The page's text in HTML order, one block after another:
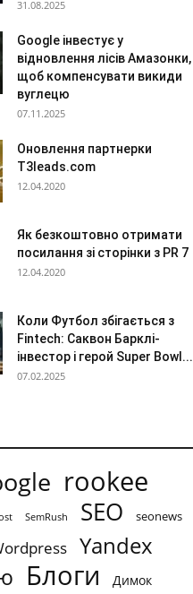
31.08.2025
Google інвестує у
відновлення лісів Амазонки,
щоб компенсувати викиди
вуглецю
07.11.2025
Оновлення партнерки
T3leads.com
12.04.2020
Як безкоштовно отримати
посилання зі сторінки з PR 7
12.04.2020
Коли Футбол збігається з
Fintech: Саквон Барклі-
інвестор і герой Super Bowl...
07.02.2025
rookee
SemRush SEO seonews
Yandex
Блоги Димок